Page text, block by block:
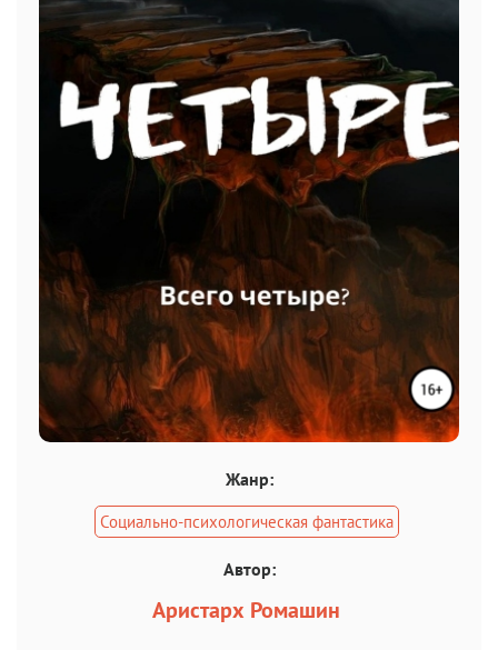
Жанр:
Социально-психологическая фантастика
Автор:
Аристарх Ромашин